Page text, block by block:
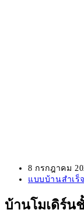
Post
published:
8 กรกฎาคม
Post
แบบบ้านสำเร็
บ้านโมเดิร์น